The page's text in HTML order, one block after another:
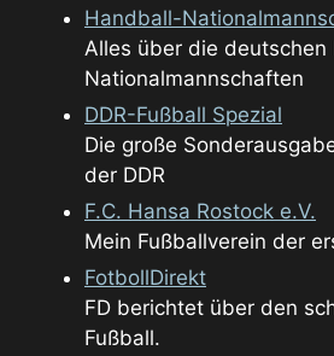
Handball-
Alles über die
Nationalmannschaften
DDR-Fußball Spezial
Die große
der DDR
F.C. Hansa Rostock e.V.
Mein Fußballverein der
FotbollDirekt
FD berichtet über den
Fußball.